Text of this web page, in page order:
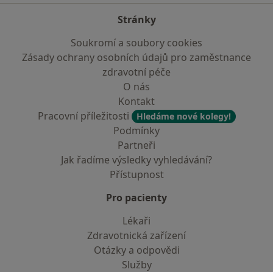
Stránky
Soukromí a soubory cookies
Zásady ochrany osobních údajů pro zaměstnance
zdravotní péče
O nás
Kontakt
Pracovní příležitosti
Hledáme nové kolegy!
Podmínky
Partneři
Jak řadíme výsledky vyhledávání?
Přístupnost
Pro pacienty
Lékaři
Zdravotnická zařízení
Otázky a odpovědi
Služby